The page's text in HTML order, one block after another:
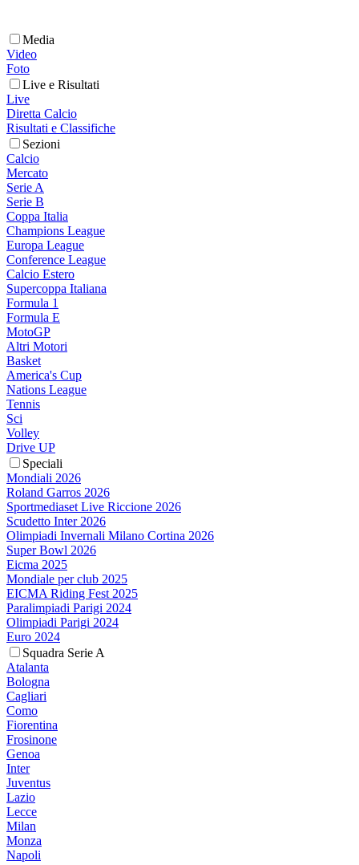
Media
Video
Foto
Live e Risultati
Live
Diretta Calcio
Risultati e Classifiche
Sezioni
Calcio
Mercato
Serie A
Serie B
Coppa Italia
Champions League
Europa League
Conference League
Calcio Estero
Supercoppa Italiana
Formula 1
Formula E
MotoGP
Altri Motori
Basket
America's Cup
Nations League
Tennis
Sci
Volley
Drive UP
Speciali
Mondiali 2026
Roland Garros 2026
Sportmediaset Live Riccione 2026
Scudetto Inter 2026
Olimpiadi Invernali Milano Cortina 2026
Super Bowl 2026
Eicma 2025
Mondiale per club 2025
EICMA Riding Fest 2025
Paralimpiadi Parigi 2024
Olimpiadi Parigi 2024
Euro 2024
Squadra Serie A
Atalanta
Bologna
Cagliari
Como
Fiorentina
Frosinone
Genoa
Inter
Juventus
Lazio
Lecce
Milan
Monza
Napoli